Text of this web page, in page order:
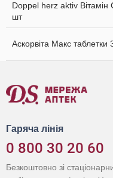
Doppel herz aktiv Вітамін
шт
Аскорвіта Макс таблетки
Гаряча лінія
0 800 30 20 60
Безкоштовно зі